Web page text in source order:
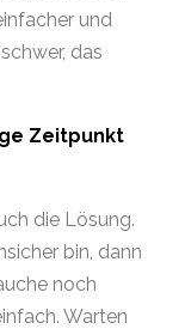
und
das
Zeitpunkt
die Lösung.
bin, dann
noch
Warten